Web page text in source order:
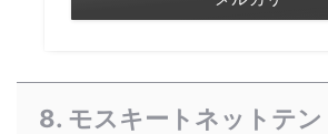
8. モスキートネットテン